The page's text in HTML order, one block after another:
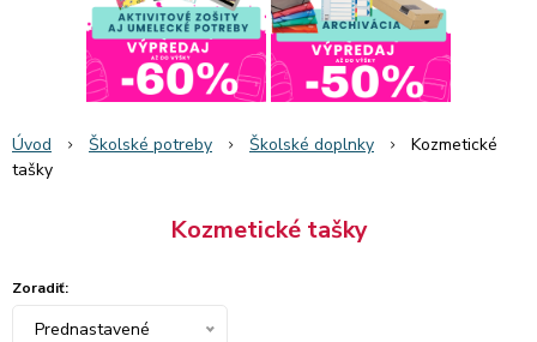
Úvod Školské potreby Školské doplnky
Kozmetické
tašky
Kozmetické tašky
Zoradiť:
Prednastavené